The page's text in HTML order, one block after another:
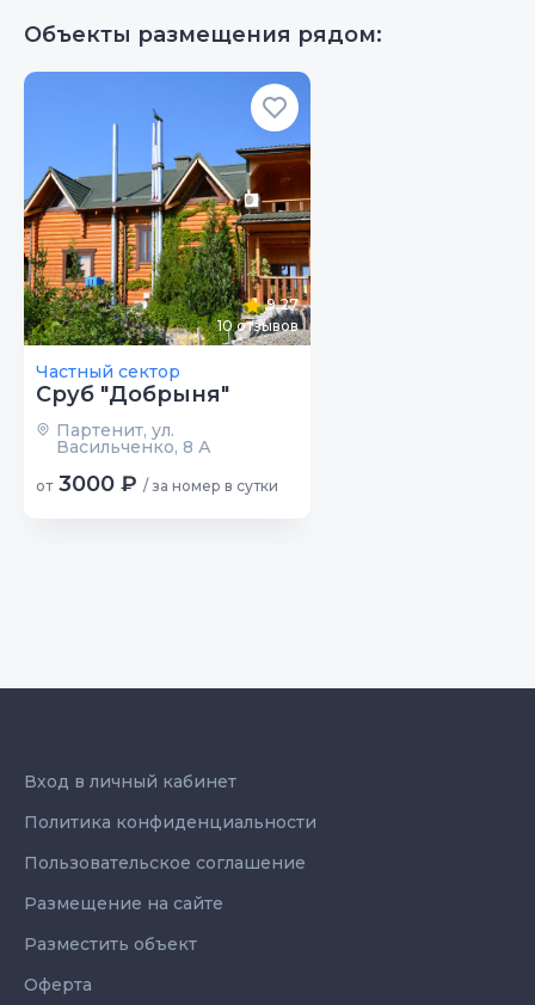
Объекты размещения рядом:
9.27
10отзывов
Частный сектор
Сруб "Добрыня"
Партенит, ул.
Васильченко, 8 А
от 3000 ₽ / за номер в сутки
Вход в личный кабинет
Политика конфиденциальности
Пользовательское соглашение
Размещение на сайте
Разместить объект
Оферта